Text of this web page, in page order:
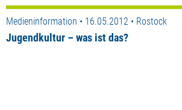
Medieninformation • 16.05.2012 • Rostock
Jugendkultur – was ist das?